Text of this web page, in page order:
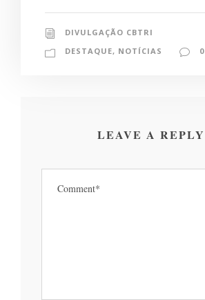
DIVULGAÇÃO CBTRI
DESTAQUE, NOTÍCIAS 0
LEAVE A REPLY